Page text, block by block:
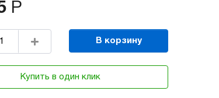
Р
В корзину
Купить в один клик